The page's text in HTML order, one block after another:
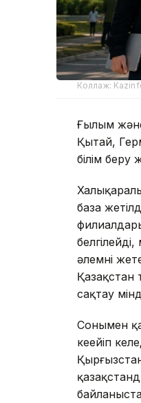
Коллаж:
Ғылым және
Қытай,
білім беру
база
әлемнің
Қазақстан
сақтау
Сонымен
кеңейіп